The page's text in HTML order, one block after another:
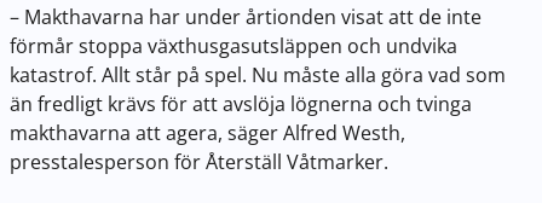
– Makthavarna har under årtionden visat att de inte
förmår stoppa växthusgasutsläppen och undvika
katastrof. Allt står på spel. Nu måste alla göra vad som
än fredligt krävs för att avslöja lögnerna och tvinga
makthavarna att agera, säger Alfred Westh,
presstalesperson för Återställ Våtmarker.